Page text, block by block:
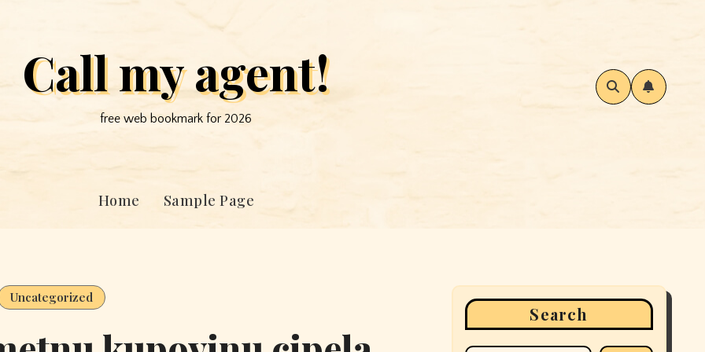
Call my agent!
free web bookmark for 2026
Home Sample Page
Uncategorized
Search